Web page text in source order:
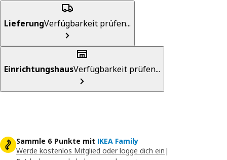
LieferungVerfügbarkeit prüfen...
EinrichtungshausVerfügbarkeit prüfen...
Sammle 6 Punkte mit IKEA Family
Werde kostenlos Mitglied oder logge dich ein |